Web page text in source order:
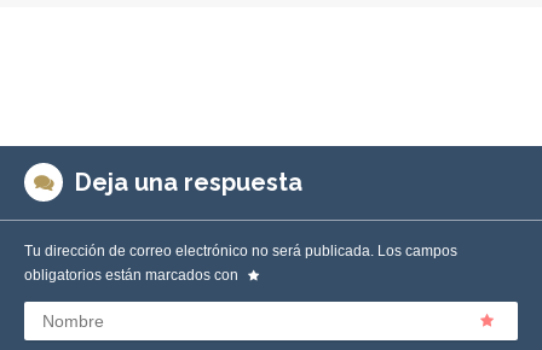
Deja una respuesta
Tu dirección de correo electrónico no será publicada. Los campos
obligatorios están marcados con
Nombre